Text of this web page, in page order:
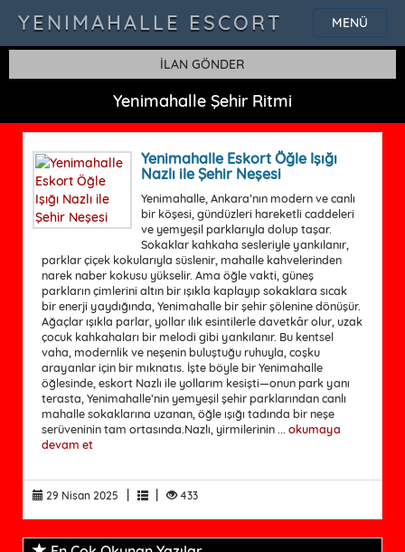
MENÜ
YENIMAHALLE ESCORT
İLAN GÖNDER
Yenimahalle Şehir Ritmi
Yenimahalle Eskort Öğle Işığı
Nazlı ile Şehir Neşesi
Yenimahalle, Ankara’nın modern ve canlı
bir köşesi, gündüzleri hareketli caddeleri
ve yemyeşil parklarıyla dolup taşar.
Sokaklar kahkaha sesleriyle yankılanır,
parklar çiçek kokularıyla süslenir, mahalle kahvelerinden
narek naber kokusu yükselir. Ama öğle vakti, güneş
parkların çimlerini altın bir ışıkla kaplayıp sokaklara sıcak
bir enerji yaydığında, Yenimahalle bir şehir şölenine dönüşür.
Ağaçlar ışıkla parlar, yollar ılık esintilerle davetkâr olur, uzak
çocuk kahkahaları bir melodi gibi yankılanır. Bu kentsel
vaha, modernlik ve neşenin buluştuğu ruhuyla, coşku
arayanlar için bir mıknatıs. İşte böyle bir Yenimahalle
öğlesinde, eskort Nazlı ile yollarım kesişti—onun park yanı
terasta, Yenimahalle’nin yemyeşil şehir parklarından canlı
mahalle sokaklarına uzanan, öğle ışığı tadında bir neşe
serüveninin tam ortasında.Nazlı, yirmilerinin ... okumaya
devam et
29 Nisan 2025 | | 433